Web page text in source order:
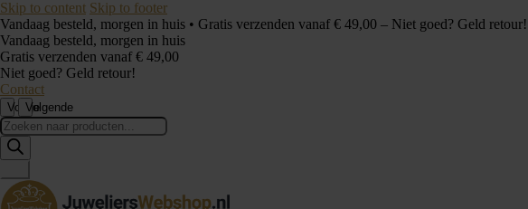
Skip to content Skip to footer
Vandaag besteld, morgen in huis • Gratis verzenden vanaf € 49,00 – Niet goed? Geld retour!
Vandaag besteld, morgen in huis
Gratis verzenden vanaf € 49,00
Niet goed? Geld retour!
Contact
VorigeVolgende
Producten
zoeken